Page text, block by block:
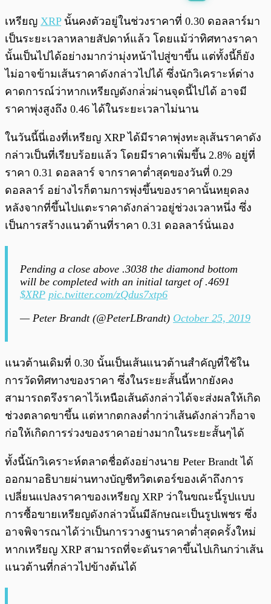
0:00
เหรียญ XRPนั้นคงตัวอยู่ในช่วงราคาที่ 0.30 ดอลลาร์มา
เป็นระยะเวลาหลายสัปดาห์แล้ว โดยแม้ว่าทิศทางราคา
นั้นเป็นไปได้อย่างมากว่ามุ่งหน้าไปสู่ขาขึ้น แต่ทั้งนี้ก็ยัง
ไม่อาจข้ามเส้นราคาดังกล่าวไปได้ ซึ่งนักวิเคราะห์ต่าง
คาดการณ์ว่าหากเหรียญดังกล่่วผ่านจุดนี้ไปได้ อาจมี
ราคาพุ่งสูงถึง 0.46 ได้ในระยะเวลาไม่นาน
ในวันนี้นี่เองที่เหรียญ XRP ได้มีราคาพุ่งทะลุเส้นราคาดัง
กล่าวเป็นที่เรียบร้อยแล้ว โดยมีราคาเพิ่มขึ้น 2.8% อยู่ที่
ราคา 0.31 ดอลลาร์ จากราคาต่ำสุดของวันที่ 0.29
ดอลลาร์ อย่างไรก็ตามการพุ่งขึ้นของราคานั้นหยุดลง
หลังจากที่ขึ้นไปแตะราคาดังกล่าวอยู่ช่วงเวลาหนึ่ง ซึ่ง
เป็นการสร้างแนวต้านที่ราคา 0.31 ดอลลาร์นั่นเอง
Pending a close above .3038 the diamond bottom
will be completed with an initial target of .4691
$XRP pic.twitter.com/zQdus7xtp6
— Peter Brandt (@PeterLBrandt) October 25, 2019
แนวต้านเดิมที่ 0.30 นั้นเป็นเส้นแนวต้านสำคัญที่ใช้ใน
การวัดทิศทางของราคา ซึ่งในระยะสั้นนี้หากยังคง
สามารถตรึงราคาไว้เหนือเส้นดังกล่าวได้จะส่งผลให้เกิด
ช่วงตลาดขาขึ้น แต่หากตกลงต่ำกว่าเส้นดังกล่าวก็อาจ
ก่อให้เกิดการร่วงของราคาอย่างมากในระยะสั้นๆได้
ทั้งนี้นักวิเคราะห์ตลาดชื่อดังอย่างนาย Peter Brandt ได้
ออกมาอธิบายผ่านทางบัญชีทวิตเตอร์ของเค้าถึงการ
เปลี่ยนแปลงราคาของเหรียญ XRP ว่าในขณะนี้รูปแบบ
การซื้อขายเหรียญดังกล่าวนั้นมีลักษณะเป็นรูปเพชร ซึ่ง
อาจพิจารณาได้ว่าเป็นการวางฐานราคาต่ำสุดครั้งใหม่
หากเหรียญ XRP สามารถที่จะดันราคาขึ้นไปเกินกว่าเส้น
แนวต้านที่กล่าวไปข้างต้นได้